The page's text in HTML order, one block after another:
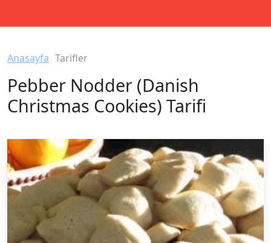
Anasayfa Tarifler
Pebber Nodder (Danish
Christmas Cookies) Tarifi